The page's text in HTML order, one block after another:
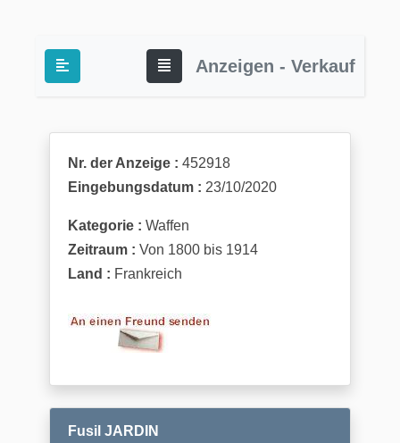
Anzeigen - Verkauf
Nr. der Anzeige : 452918
Eingebungsdatum : 23/10/2020
Kategorie : Waffen
Zeitraum : Von 1800 bis 1914
Land : Frankreich
Fusil JARDIN